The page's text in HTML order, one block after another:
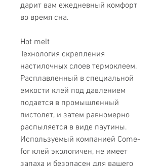
дарит вам ежедневный комфорт
во время сна.
Hot melt
Технология скрепления
настилочных слоев термоклеем.
Расплавленный в специальной
емкости клей под давлением
подается в промышленный
пистолет, и затем равномерно
распыляется в виде паутины.
Используемый компанией Come-
for клей экологичен, не имеет